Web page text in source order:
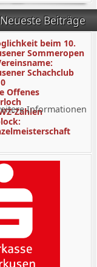
Neueste Beiträge
beim 10.
Sommeropen
Schachclub
Offenes
ZahlenInformationen